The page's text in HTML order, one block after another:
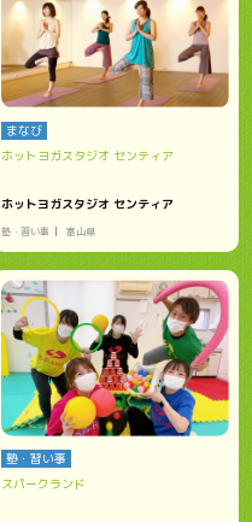
まなび
ホットヨガスタジオ センティア
ホットヨガスタジオ センティア
塾・習い事 富山県
塾・習い事
スパークランド